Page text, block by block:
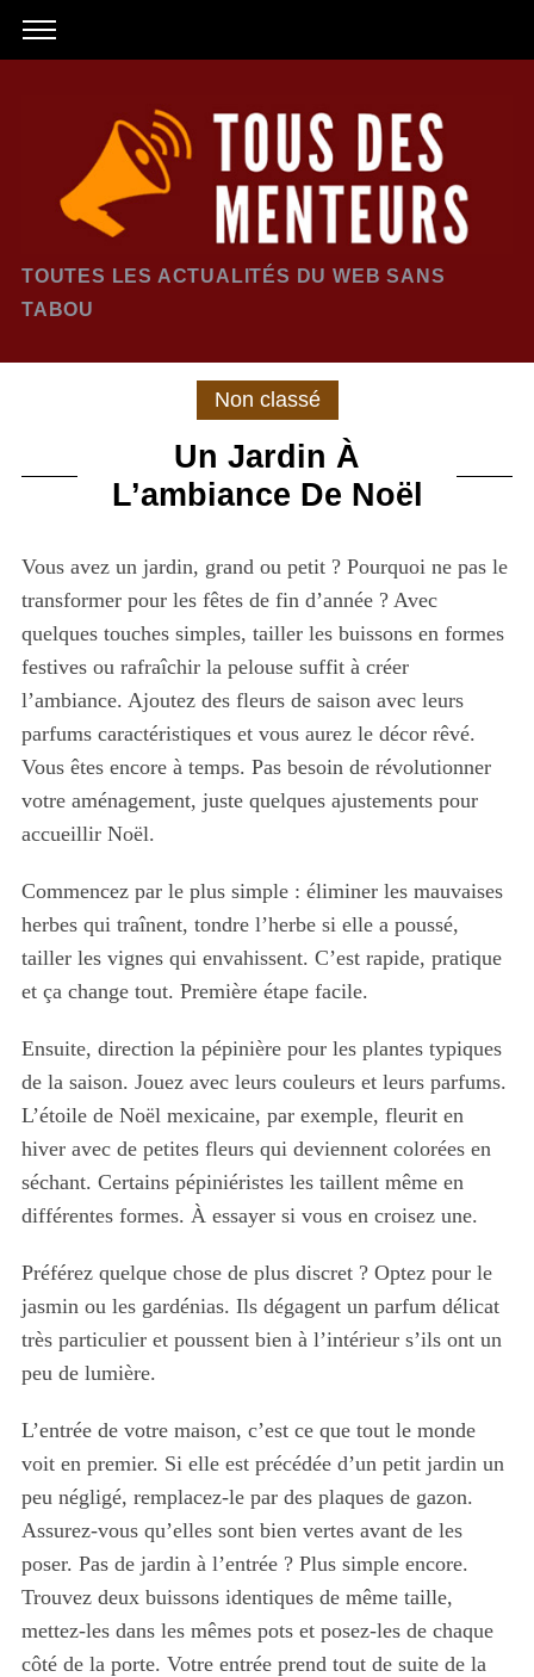
TOUTES LES ACTUALITÉS DU WEB SANS
TABOU
Non classé
Un Jardin À
L’ambiance De Noël
Vous avez un jardin, grand ou petit ? Pourquoi ne pas le
transformer pour les fêtes de fin d’année ? Avec
quelques touches simples, tailler les buissons en formes
festives ou rafraîchir la pelouse suffit à créer
l’ambiance. Ajoutez des fleurs de saison avec leurs
parfums caractéristiques et vous aurez le décor rêvé.
Vous êtes encore à temps. Pas besoin de révolutionner
votre aménagement, juste quelques ajustements pour
accueillir Noël.
Commencez par le plus simple : éliminer les mauvaises
herbes qui traînent, tondre l’herbe si elle a poussé,
tailler les vignes qui envahissent. C’est rapide, pratique
et ça change tout. Première étape facile.
Ensuite, direction la pépinière pour les plantes typiques
de la saison. Jouez avec leurs couleurs et leurs parfums.
L’étoile de Noël mexicaine, par exemple, fleurit en
hiver avec de petites fleurs qui deviennent colorées en
séchant. Certains pépiniéristes les taillent même en
différentes formes. À essayer si vous en croisez une.
Préférez quelque chose de plus discret ? Optez pour le
jasmin ou les gardénias. Ils dégagent un parfum délicat
très particulier et poussent bien à l’intérieur s’ils ont un
peu de lumière.
L’entrée de votre maison, c’est ce que tout le monde
voit en premier. Si elle est précédée d’un petit jardin un
peu négligé, remplacez-le par des plaques de gazon.
Assurez-vous qu’elles sont bien vertes avant de les
poser. Pas de jardin à l’entrée ? Plus simple encore.
Trouvez deux buissons identiques de même taille,
mettez-les dans les mêmes pots et posez-les de chaque
côté de la porte. Votre entrée prend tout de suite de la